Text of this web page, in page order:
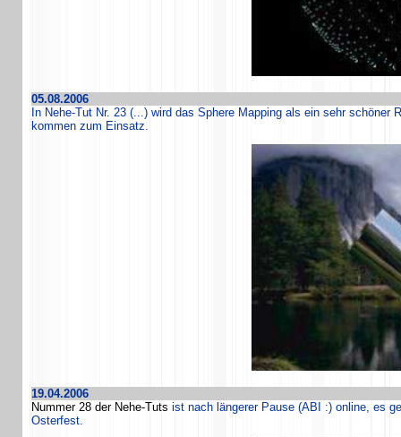
05.08.2006
In Nehe-Tut Nr. 23 (...) wird das Sphere Mapping als ein sehr
kommen zum Einsatz.
19.04.2006
Nummer 28 der Nehe-Tuts ist nach längerer Pause (ABI :) online, es
Osterfest.